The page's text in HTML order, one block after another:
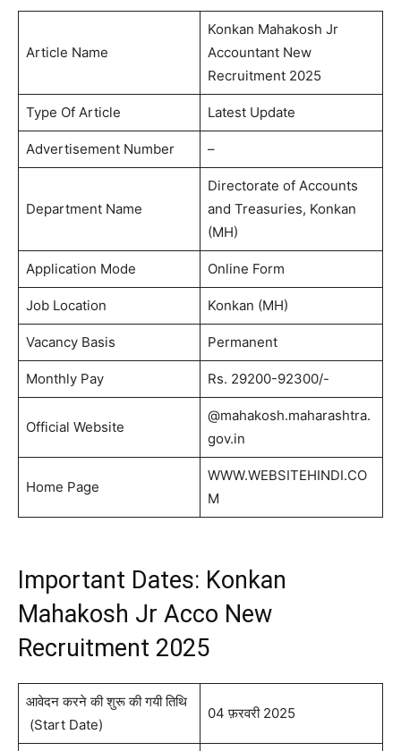
Article Name
Konkan Mahakosh Jr
Accountant New
Recruitment 2025
Type Of Article Latest Update
Advertisement Number –
Department Name
Directorate of Accounts
and Treasuries, Konkan
(MH)
Application Mode Online Form
Job Location Konkan (MH)
Vacancy Basis Permanent
Monthly Pay Rs. 29200-92300/-
Official Website
@mahakosh.maharashtra.
gov.in
Home Page
WWW.WEBSITEHINDI.CO
M
Important Dates: Konkan
Mahakosh Jr Acco New
Recruitment 2025
आवेदन करने की शुरू की गयी तिथि
(Start Date)
04 फ़रवरी 2025